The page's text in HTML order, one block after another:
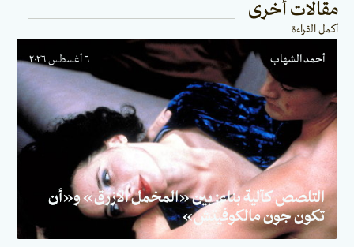
مقالات أخرى
أكمل القراءة
أحمد الشهاب ٦ أغسطس ٢٠٢٦
التلصص كآلية بناء: بين «المخمل الأزرق» و«أن
تكون جون مالكوفيتش»